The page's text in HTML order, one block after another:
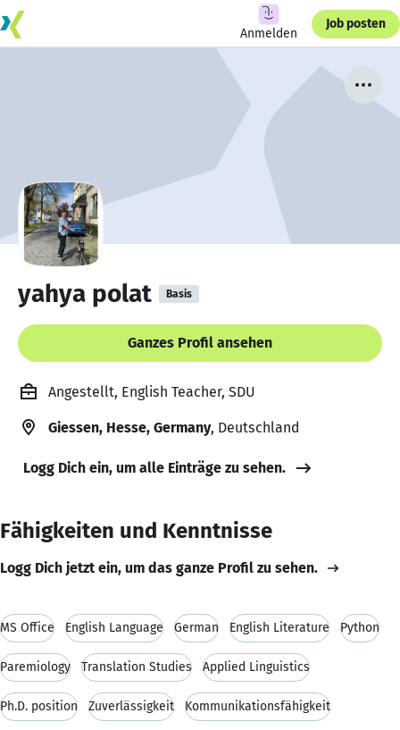
Anmelden
Job posten
yahya polat Basis
Ganzes Profil ansehen
Angestellt, English Teacher, SDU
Giessen, Hesse, Germany, Deutschland
Logg Dich ein, um alle Einträge zu sehen.
Fähigkeiten und Kenntnisse
Logg Dich jetzt ein, um das ganze Profil zu sehen.
MS Office English Language German English Literature Python
Paremiology Translation Studies Applied Linguistics
Ph.D. position Zuverlässigkeit Kommunikationsfähigkeit